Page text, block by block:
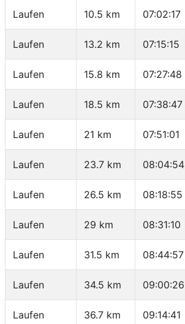
Laufen 10.5 km 07:02:17
Laufen 13.2 km 07:15:15
Laufen 15.8 km 07:27:48
Laufen 18.5 km 07:38:47
Laufen 21 km 07:51:01
Laufen 23.7 km 08:04:54
Laufen 26.5 km 08:18:55
Laufen 29 km 08:31:10
Laufen 31.5 km 08:44:57
Laufen 34.5 km 09:00:26
Laufen 36.7 km 09:14:41